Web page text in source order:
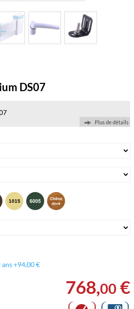
DS07
Plus de détails
+94,00 €
768,00 €